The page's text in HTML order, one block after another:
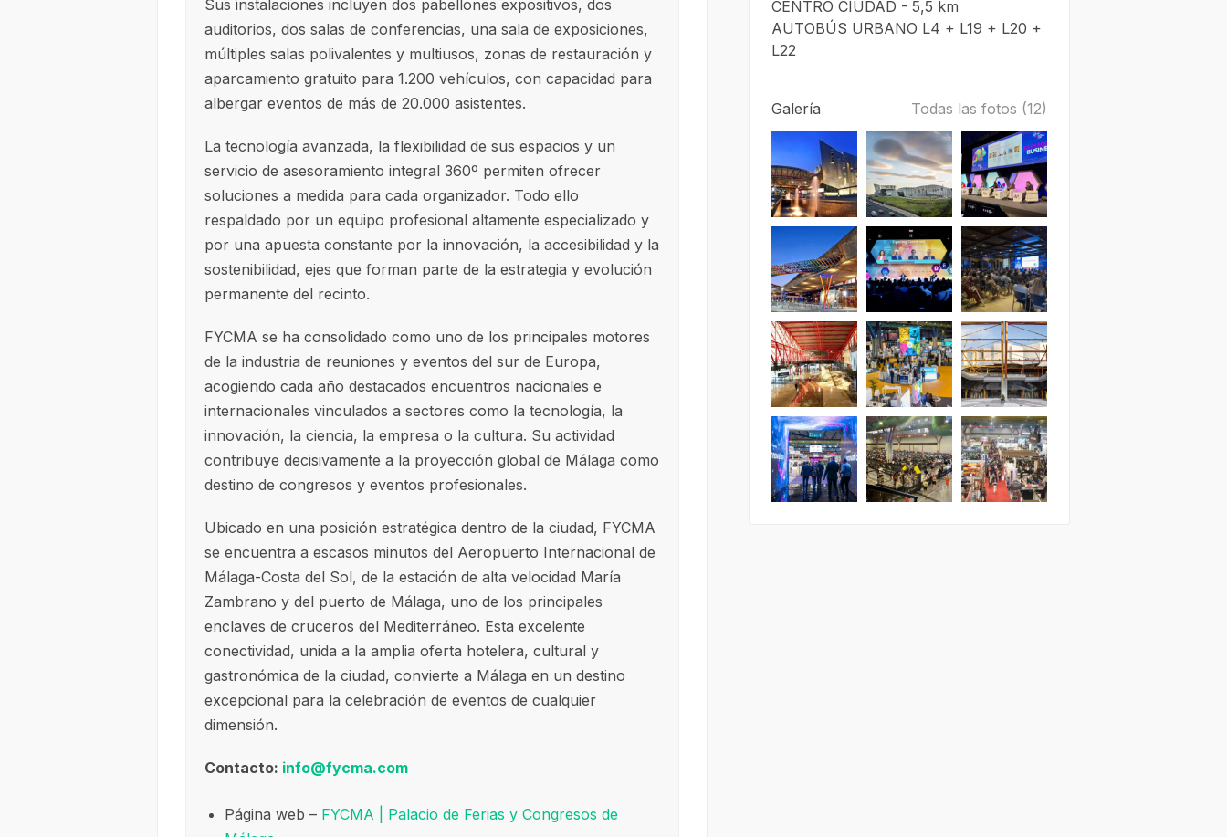
Sus instalaciones incluyen dos pabellones expositivos, dos
auditorios, dos salas de conferencias, una sala de exposiciones,
múltiples salas polivalentes y multiusos, zonas de restauración y
aparcamiento gratuito para 1.200 vehículos, con capacidad para
albergar eventos de más de 20.000 asistentes.
La tecnología avanzada, la flexibilidad de sus espacios y un
servicio de asesoramiento integral 360º permiten ofrecer
soluciones a medida para cada organizador. Todo ello
respaldado por un equipo profesional altamente especializado y
por una apuesta constante por la innovación, la accesibilidad y la
sostenibilidad, ejes que forman parte de la estrategia y evolución
permanente del recinto.
FYCMA se ha consolidado como uno de los principales motores
de la industria de reuniones y eventos del sur de Europa,
acogiendo cada año destacados encuentros nacionales e
internacionales vinculados a sectores como la tecnología, la
innovación, la ciencia, la empresa o la cultura. Su actividad
contribuye decisivamente a la proyección global de Málaga como
destino de congresos y eventos profesionales.
Ubicado en una posición estratégica dentro de la ciudad, FYCMA
se encuentra a escasos minutos del Aeropuerto Internacional de
Málaga-Costa del Sol, de la estación de alta velocidad María
Zambrano y del puerto de Málaga, uno de los principales
enclaves de cruceros del Mediterráneo. Esta excelente
conectividad, unida a la amplia oferta hotelera, cultural y
gastronómica de la ciudad, convierte a Málaga en un destino
excepcional para la celebración de eventos de cualquier
dimensión.
Contacto: info@fycma.com
Página web – FYCMA | Palacio de Ferias y Congresos de
CENTRO CIUDAD - 5,5 km
AUTOBÚS URBANO L4 + L19 + L20 +
L22
Galería Todas las fotos (12)